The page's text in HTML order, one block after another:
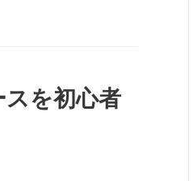
を初心者